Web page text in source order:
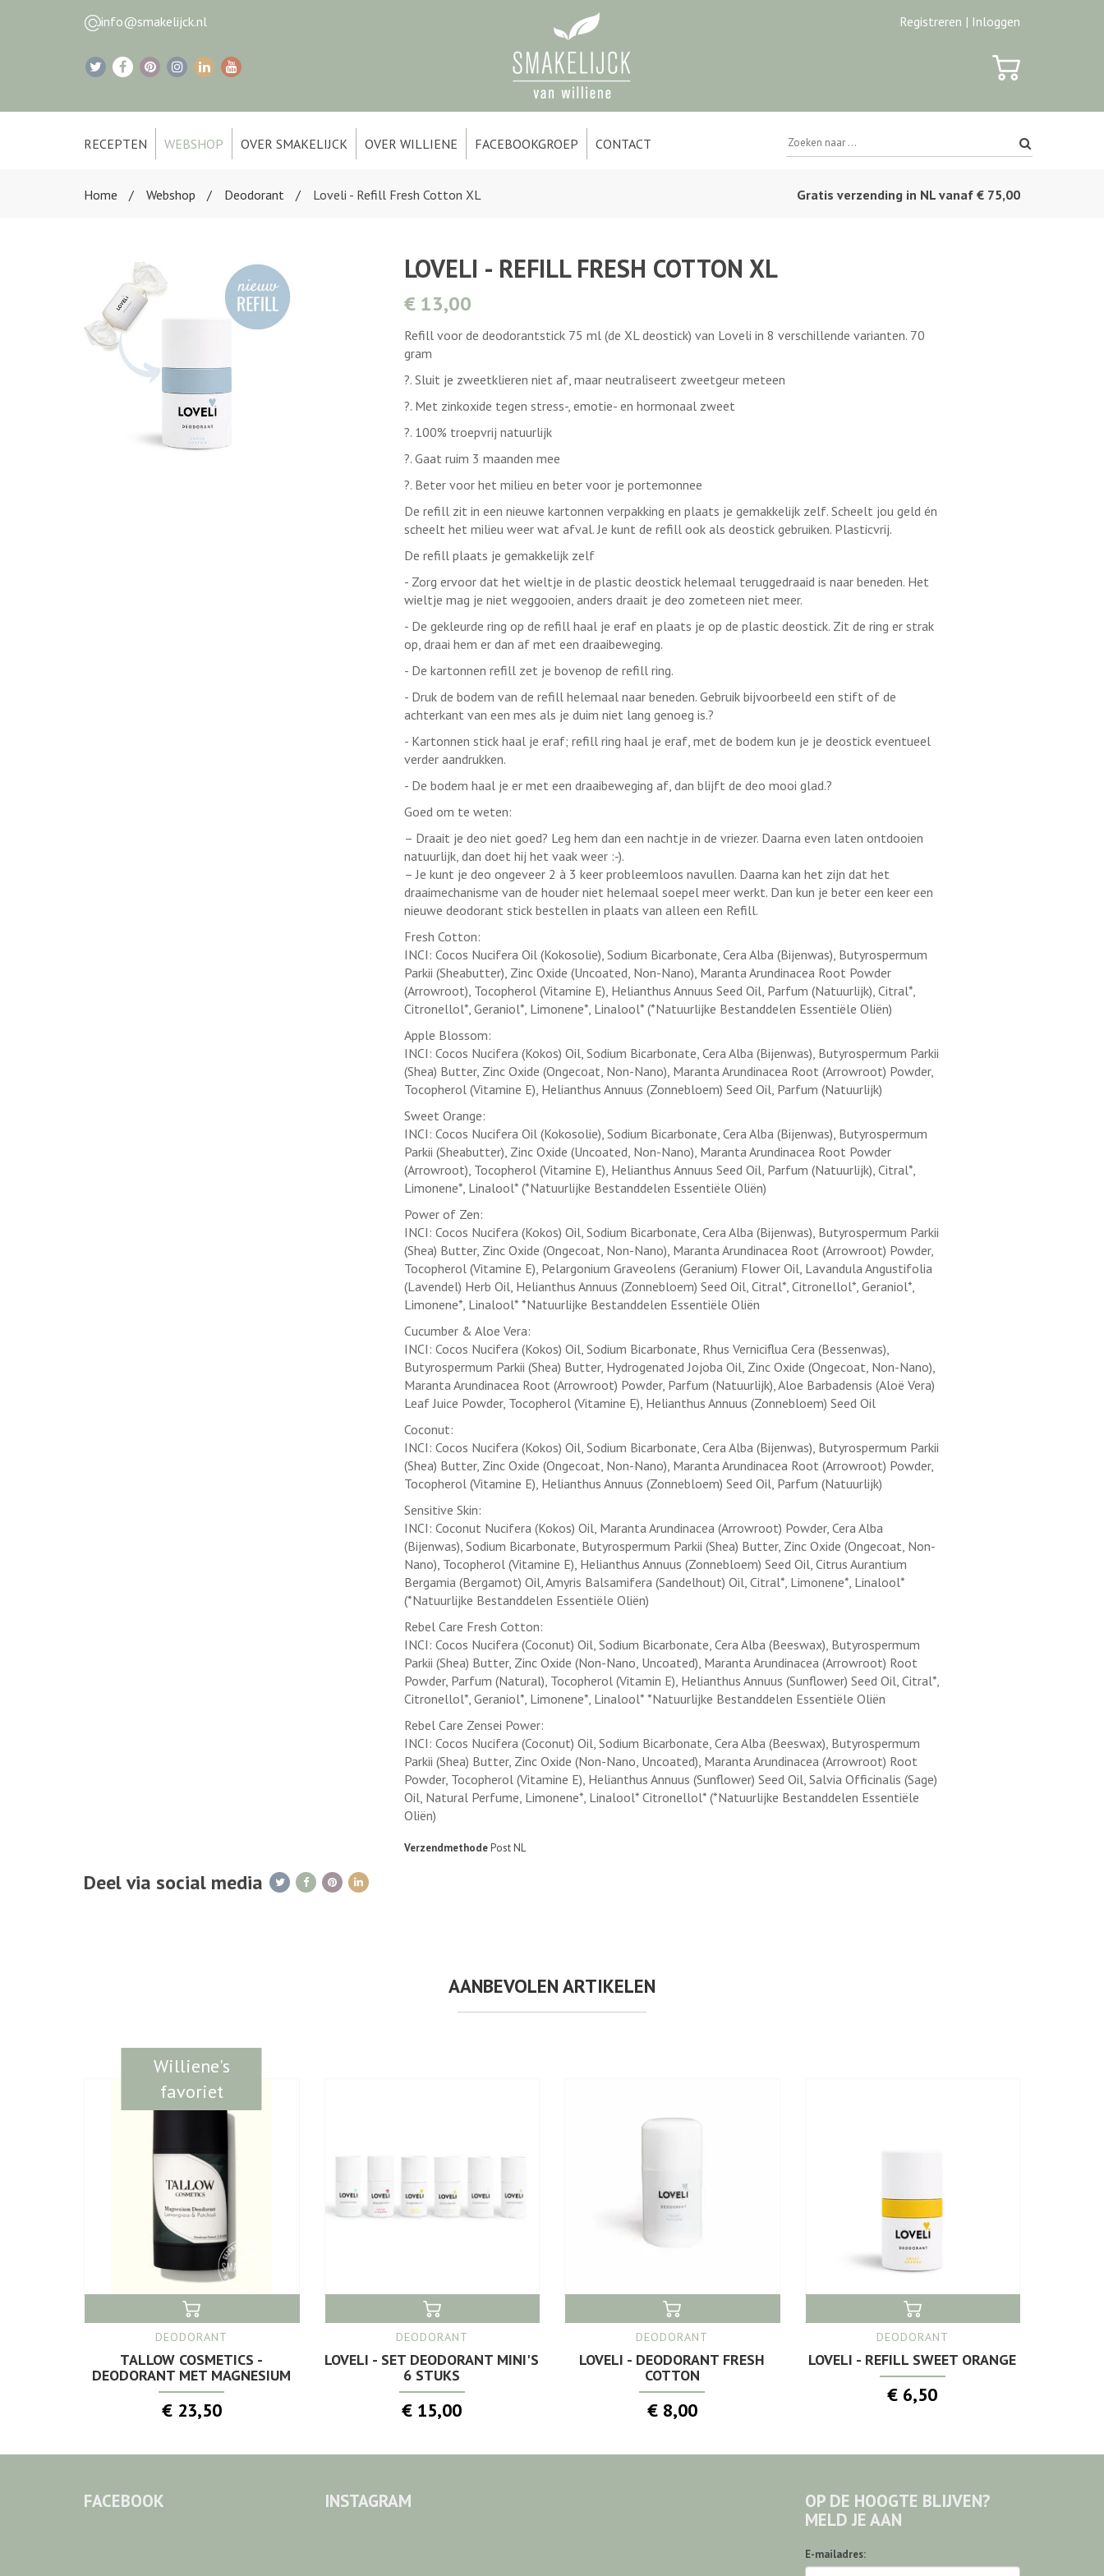
info@smakelijck.nl Registreren | Inloggen
RECEPTEN WEBSHOP OVER SMAKELIJCK OVER WILLIENE FACEBOOKGROEP CONTACT
Home Webshop Deodorant Loveli - Refill Fresh Cotton XL Gratis verzending in NL vanaf € 75,00
LOVELI - REFILL FRESH COTTON XL
€ 13,00
Refill voor de deodorantstick 75 ml (de XL deostick) van Loveli in 8 verschillende varianten. 70
gram
?. Sluit je zweetklieren niet af, maar neutraliseert zweetgeur meteen
?. Met zinkoxide tegen stress-, emotie- en hormonaal zweet
?. 100% troepvrij natuurlijk
?. Gaat ruim 3 maanden mee
?. Beter voor het milieu en beter voor je portemonnee
De refill zit in een nieuwe kartonnen verpakking en plaats je gemakkelijk zelf. Scheelt jou geld én
scheelt het milieu weer wat afval. Je kunt de refill ook als deostick gebruiken. Plasticvrij.
De refill plaats je gemakkelijk zelf
- Zorg ervoor dat het wieltje in de plastic deostick helemaal teruggedraaid is naar beneden. Het
wieltje mag je niet weggooien, anders draait je deo zometeen niet meer.
- De gekleurde ring op de refill haal je eraf en plaats je op de plastic deostick. Zit de ring er strak
op, draai hem er dan af met een draaibeweging.
- De kartonnen refill zet je bovenop de refill ring.
- Druk de bodem van de refill helemaal naar beneden. Gebruik bijvoorbeeld een stift of de
achterkant van een mes als je duim niet lang genoeg is.?
- Kartonnen stick haal je eraf; refill ring haal je eraf, met de bodem kun je je deostick eventueel
verder aandrukken.
- De bodem haal je er met een draaibeweging af, dan blijft de deo mooi glad.?
Goed om te weten:
– Draait je deo niet goed? Leg hem dan een nachtje in de vriezer. Daarna even laten ontdooien
natuurlijk, dan doet hij het vaak weer :-).
– Je kunt je deo ongeveer 2 à 3 keer probleemloos navullen. Daarna kan het zijn dat het
draaimechanisme van de houder niet helemaal soepel meer werkt. Dan kun je beter een keer een
nieuwe deodorant stick bestellen in plaats van alleen een Refill.
Fresh Cotton:
INCI: Cocos Nucifera Oil (Kokosolie), Sodium Bicarbonate, Cera Alba (Bijenwas), Butyrospermum
Parkii (Sheabutter), Zinc Oxide (Uncoated, Non-Nano), Maranta Arundinacea Root Powder
(Arrowroot), Tocopherol (Vitamine E), Helianthus Annuus Seed Oil, Parfum (Natuurlijk), Citral*,
Citronellol*, Geraniol*, Limonene*, Linalool* (*Natuurlijke Bestanddelen Essentiële Oliën)
Apple Blossom:
INCI: Cocos Nucifera (Kokos) Oil, Sodium Bicarbonate, Cera Alba (Bijenwas), Butyrospermum Parkii
(Shea) Butter, Zinc Oxide (Ongecoat, Non-Nano), Maranta Arundinacea Root (Arrowroot) Powder,
Tocopherol (Vitamine E), Helianthus Annuus (Zonnebloem) Seed Oil, Parfum (Natuurlijk)
Sweet Orange:
INCI: Cocos Nucifera Oil (Kokosolie), Sodium Bicarbonate, Cera Alba (Bijenwas), Butyrospermum
Parkii (Sheabutter), Zinc Oxide (Uncoated, Non-Nano), Maranta Arundinacea Root Powder
(Arrowroot), Tocopherol (Vitamine E), Helianthus Annuus Seed Oil, Parfum (Natuurlijk), Citral*,
Limonene*, Linalool* (*Natuurlijke Bestanddelen Essentiële Oliën)
Power of Zen:
INCI: Cocos Nucifera (Kokos) Oil, Sodium Bicarbonate, Cera Alba (Bijenwas), Butyrospermum Parkii
(Shea) Butter, Zinc Oxide (Ongecoat, Non-Nano), Maranta Arundinacea Root (Arrowroot) Powder,
Tocopherol (Vitamine E), Pelargonium Graveolens (Geranium) Flower Oil, Lavandula Angustifolia
(Lavendel) Herb Oil, Helianthus Annuus (Zonnebloem) Seed Oil, Citral*, Citronellol*, Geraniol*,
Limonene*, Linalool* *Natuurlijke Bestanddelen Essentiële Oliën
Cucumber & Aloe Vera:
INCI: Cocos Nucifera (Kokos) Oil, Sodium Bicarbonate, Rhus Verniciflua Cera (Bessenwas),
Butyrospermum Parkii (Shea) Butter, Hydrogenated Jojoba Oil, Zinc Oxide (Ongecoat, Non-Nano),
Maranta Arundinacea Root (Arrowroot) Powder, Parfum (Natuurlijk), Aloe Barbadensis (Aloë Vera)
Leaf Juice Powder, Tocopherol (Vitamine E), Helianthus Annuus (Zonnebloem) Seed Oil
Coconut:
INCI: Cocos Nucifera (Kokos) Oil, Sodium Bicarbonate, Cera Alba (Bijenwas), Butyrospermum Parkii
(Shea) Butter, Zinc Oxide (Ongecoat, Non-Nano), Maranta Arundinacea Root (Arrowroot) Powder,
Tocopherol (Vitamine E), Helianthus Annuus (Zonnebloem) Seed Oil, Parfum (Natuurlijk)
Sensitive Skin:
INCI: Coconut Nucifera (Kokos) Oil, Maranta Arundinacea (Arrowroot) Powder, Cera Alba
(Bijenwas), Sodium Bicarbonate, Butyrospermum Parkii (Shea) Butter, Zinc Oxide (Ongecoat, Non-
Nano), Tocopherol (Vitamine E), Helianthus Annuus (Zonnebloem) Seed Oil, Citrus Aurantium
Bergamia (Bergamot) Oil, Amyris Balsamifera (Sandelhout) Oil, Citral*, Limonene*, Linalool*
(*Natuurlijke Bestanddelen Essentiële Oliën)
Rebel Care Fresh Cotton:
INCI: Cocos Nucifera (Coconut) Oil, Sodium Bicarbonate, Cera Alba (Beeswax), Butyrospermum
Parkii (Shea) Butter, Zinc Oxide (Non-Nano, Uncoated), Maranta Arundinacea (Arrowroot) Root
Powder, Parfum (Natural), Tocopherol (Vitamin E), Helianthus Annuus (Sunflower) Seed Oil, Citral*,
Citronellol*, Geraniol*, Limonene*, Linalool* *Natuurlijke Bestanddelen Essentiële Oliën
Rebel Care Zensei Power:
INCI: Cocos Nucifera (Coconut) Oil, Sodium Bicarbonate, Cera Alba (Beeswax), Butyrospermum
Parkii (Shea) Butter, Zinc Oxide (Non-Nano, Uncoated), Maranta Arundinacea (Arrowroot) Root
Powder, Tocopherol (Vitamine E), Helianthus Annuus (Sunflower) Seed Oil, Salvia Officinalis (Sage)
Oil, Natural Perfume, Limonene*, Linalool* Citronellol* (*Natuurlijke Bestanddelen Essentiële
Oliën)
VerzendmethodePost NL
Deel via social media
AANBEVOLEN ARTIKELEN
Williene's
favoriet
DEODORANT
TALLOW COSMETICS -
DEODORANT MET MAGNESIUM
€ 23,50
DEODORANT
LOVELI - SET DEODORANT MINI'S
6 STUKS
€ 15,00
DEODORANT
LOVELI - DEODORANT FRESH
COTTON
€ 8,00
DEODORANT
LOVELI - REFILL SWEET ORANGE
€ 6,50
FACEBOOK INSTAGRAM
OP DE HOOGTE BLIJVEN?
MELD JE AAN
E-mailadres: